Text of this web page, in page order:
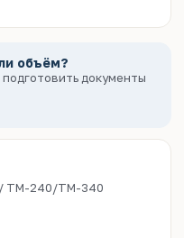
объём?
документы
TM-240/ТМ-340